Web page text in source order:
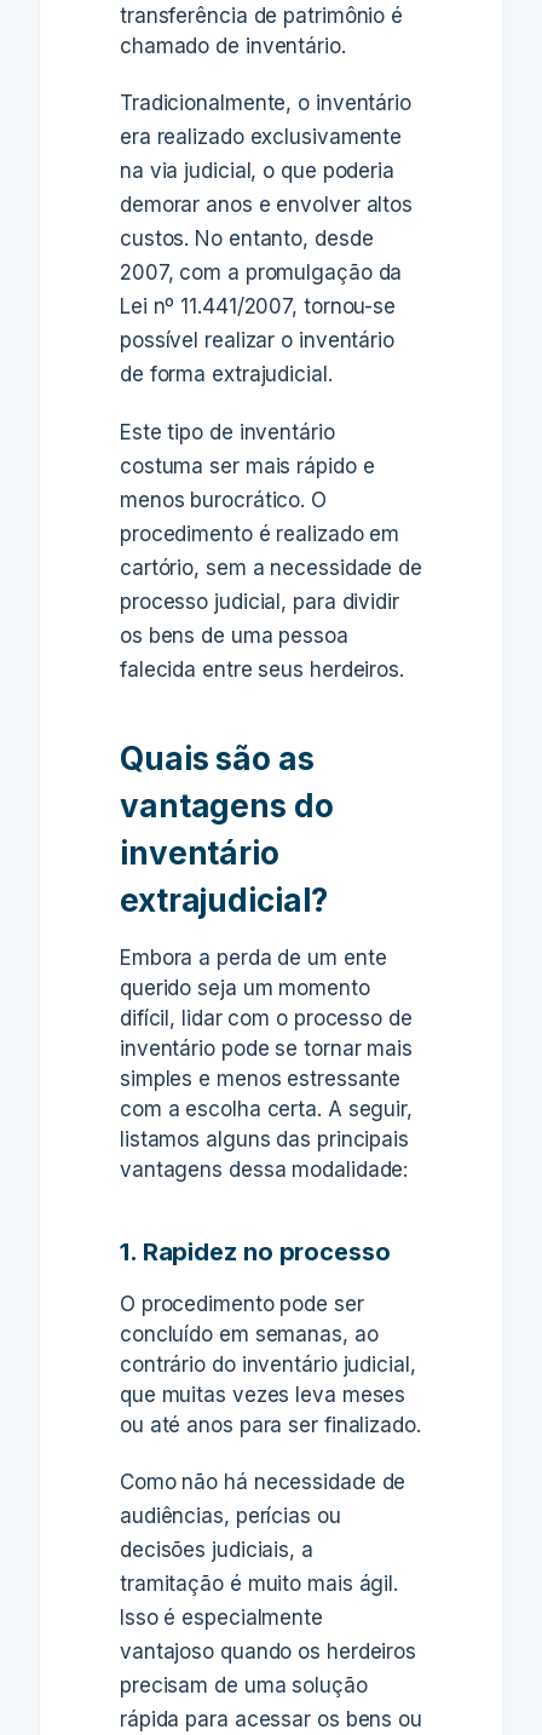
transferência de patrimônio é
chamado de inventário.
Tradicionalmente, o inventário
era realizado exclusivamente
na via judicial, o que poderia
demorar anos e envolver altos
custos. No entanto, desde
2007, com a promulgação da
Lei nº 11.441/2007, tornou-se
possível realizar o inventário
de forma extrajudicial .
Este tipo de inventário
costuma ser mais rápido e
menos burocrático. O
procedimento é realizado em
cartório, sem a necessidade de
processo judicial, para dividir
os bens de uma pessoa
falecida entre seus herdeiros.
Quais são as
vantagens do
inventário
extrajudicial?
Embora a perda de um ente
querido seja um momento
difícil, lidar com o processo de
inventário pode se tornar mais
simples e menos estressante
com a escolha certa. A seguir,
listamos alguns das principais
vantagens dessa modalidade:
1. Rapidez no processo
O procedimento pode ser
concluído em semanas, ao
contrário do inventário judicial,
que muitas vezes leva meses
ou até anos para ser finalizado.
Como não há necessidade de
audiências, perícias ou
decisões judiciais, a
tramitação é muito mais ágil.
Isso é especialmente
vantajoso quando os herdeiros
precisam de uma solução
rápida para acessar os bens ou